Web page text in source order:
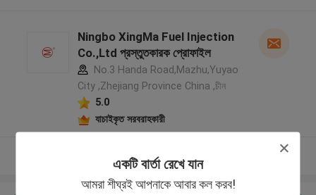
একটি বার্তা রেখে যান
আমরা শীঘ্রই আপনাকে আবার কল করব!
Ningbo XingMa Fuel Injection
Co.,Ltd প্রস্তুতকারক প্রোফাইল
No.3 Handa Road,Mazhu,Yuyao
City ,Zhejiang Province China ,চীন
5.0
যাচাইকৃত সরবরাহকারী
আরো দেখুন